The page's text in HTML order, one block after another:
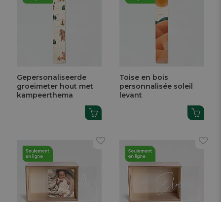
Gepersonaliseerde
groeimeter hout met
kampeerthema
Toise en bois
personnalisée soleil
levant